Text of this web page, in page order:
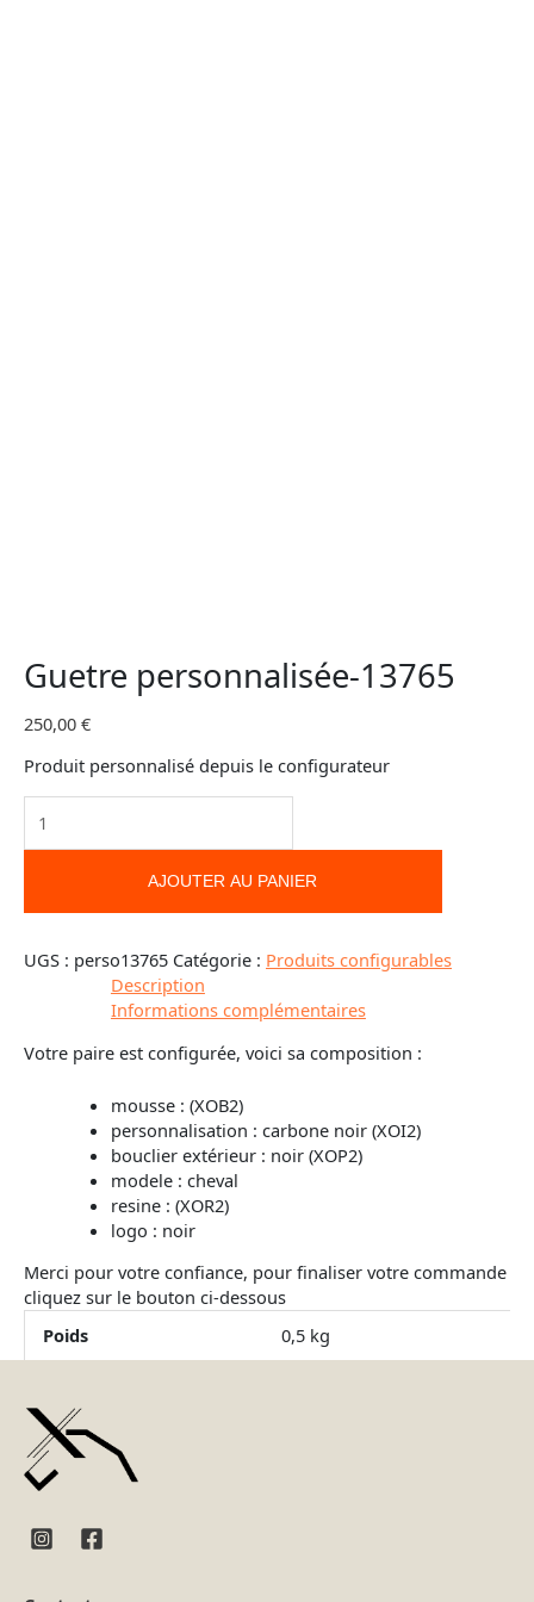
Guetre personnalisée-13765
250,00 €
Produit personnalisé depuis le configurateur
AJOUTER AU PANIER
UGS : perso13765 Catégorie : Produits configurables
Description
Informations complémentaires
Votre paire est configurée, voici sa composition :
mousse : (XOB2)
personnalisation : carbone noir (XOI2)
bouclier extérieur : noir (XOP2)
modele : cheval
resine : (XOR2)
logo : noir
Merci pour votre confiance, pour finaliser votre commande
cliquez sur le bouton ci-dessous
Poids
0,5 kg